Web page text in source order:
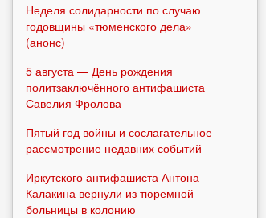
Неделя солидарности по случаю
годовщины «тюменского дела»
(анонс)
5 августа — День рождения
политзаключённого антифашиста
Савелия Фролова
Пятый год войны и сослагательное
рассмотрение недавних событий
Иркутского антифашиста Антона
Калакина вернули из тюремной
больницы в колонию